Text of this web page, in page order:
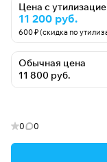
Цена с
11 200 руб.
600 ₽ (скидка по
Обычная цена
11 800 руб.
0 0